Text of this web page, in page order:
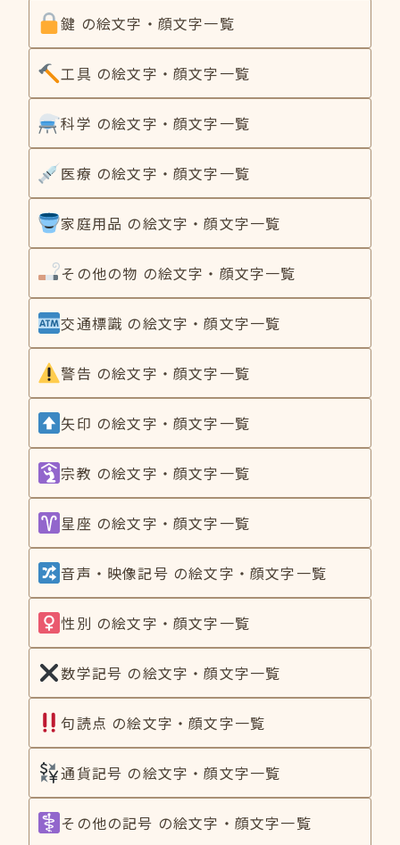
鍵 の絵文字・顔文字一覧
工具 の絵文字・顔文字一覧
科学 の絵文字・顔文字一覧
医療 の絵文字・顔文字一覧
家庭用品 の絵文字・顔文字一覧
その他の物 の絵文字・顔文字一覧
交通標識 の絵文字・顔文字一覧
警告 の絵文字・顔文字一覧
矢印 の絵文字・顔文字一覧
宗教 の絵文字・顔文字一覧
星座 の絵文字・顔文字一覧
音声・映像記号 の絵文字・顔文字一覧
性別 の絵文字・顔文字一覧
数学記号 の絵文字・顔文字一覧
句読点 の絵文字・顔文字一覧
通貨記号 の絵文字・顔文字一覧
その他の記号 の絵文字・顔文字一覧